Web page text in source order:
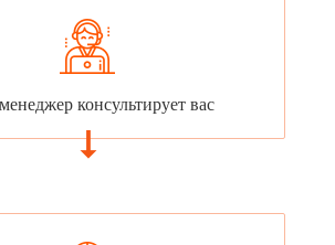
консультирует вас